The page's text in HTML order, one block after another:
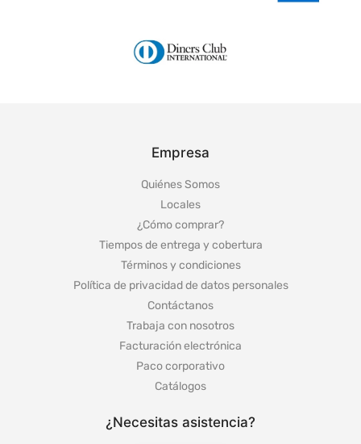
Empresa
Quiénes Somos
Locales
¿Cómo comprar?
Tiempos de entrega y cobertura
Términos y condiciones
Política de privacidad de datos personales
Contáctanos
Trabaja con nosotros
Facturación electrónica
Paco corporativo
Catálogos
¿Necesitas asistencia?